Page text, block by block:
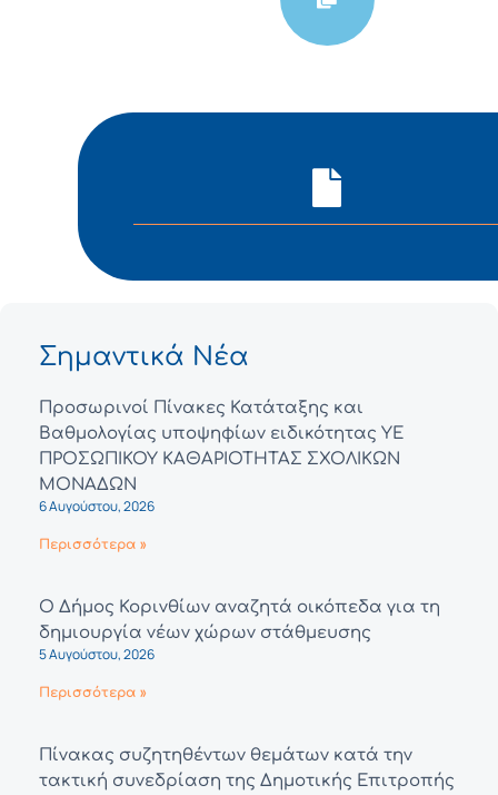
Σημαντικά Νέα
Προσωρινοί Πίνακες Κατάταξης και
Βαθμολογίας υποψηφίων ειδικότητας ΥΕ
ΠΡΟΣΩΠΙΚΟΥ ΚΑΘΑΡΙΟΤΗΤΑΣ ΣΧΟΛΙΚΩΝ
ΜΟΝΑΔΩΝ
6 Αυγούστου, 2026
Περισσότερα »
Ο Δήμος Κορινθίων αναζητά οικόπεδα για τη
δημιουργία νέων χώρων στάθμευσης
5 Αυγούστου, 2026
Περισσότερα »
Πίνακας συζητηθέντων θεμάτων κατά την
τακτική συνεδρίαση της Δημοτικής Επιτροπής